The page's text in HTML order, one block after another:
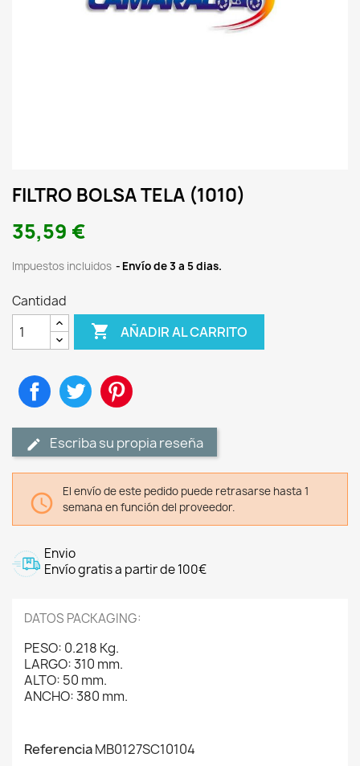
FILTRO BOLSA TELA (1010)
35,59 €
Impuestos incluidos Envío de 3 a 5 dias.
Cantidad
 AÑADIR AL CARRITO
CompartirTuitear
Escriba su propia reseña

El envío de este pedido puede retrasarse hasta 1
semana en función del proveedor.
Envio
Envío gratis a partir de 100€
DATOS PACKAGING:
PESO: 0.218 Kg.
LARGO: 310 mm.
ALTO: 50 mm.
ANCHO: 380 mm.
ReferenciaMB0127SC10104